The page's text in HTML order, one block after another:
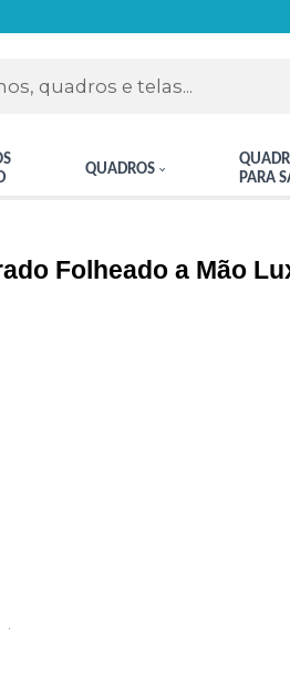
QUADROS
PARA
Folheado a Mão